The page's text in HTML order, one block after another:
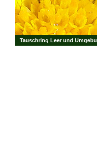
Tauschring Leer und